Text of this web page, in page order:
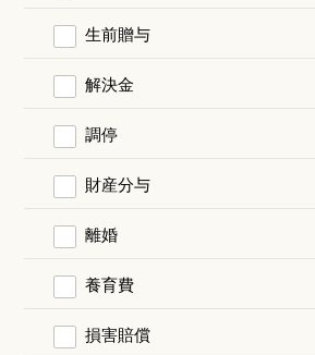
生前贈与
解決金
調停
財産分与
離婚
養育費
損害賠償